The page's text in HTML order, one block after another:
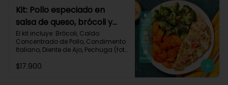
Proteínas 35g
Kit: Pollo especiado en
salsa de queso, brócoli y
zanahorias asadas-77
El kit incluye: Brócoli, Caldo
Concentrado de Pollo, Condimento
Italiano, Diente de Ajo, Pechuga (foto
Monterey Jack, Tomate, Zanahoria,
$17.900